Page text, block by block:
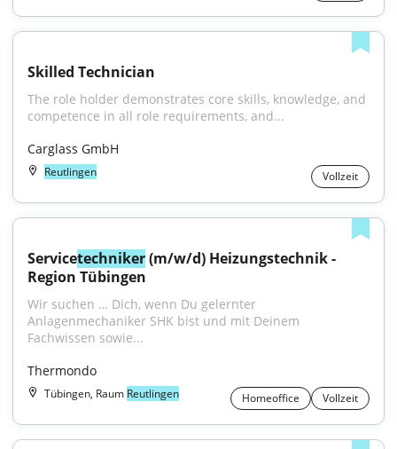
Skilled Technician
The role holder demonstrates core skills, knowledge, and
competence in all role requirements, and...
Carglass GmbH
Reutlingen Vollzeit
Servicetechniker (m/w/d) Heizungstechnik -
Region Tübingen
Wir suchen … Dich, wenn Du gelernter
Anlagenmechaniker SHK bist und mit Deinem
Fachwissen sowie...
Thermondo
Tübingen, Raum Reutlingen Homeoffice Vollzeit